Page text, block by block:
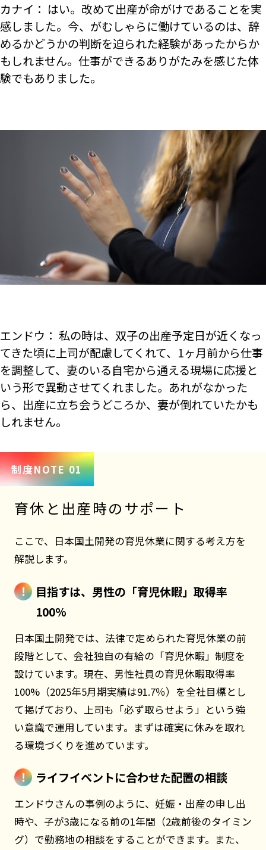
カナイ： はい。改めて出産が命がけであることを実
感しました。今、がむしゃらに働けているのは、辞
めるかどうかの判断を迫られた経験があったからか
もしれません。仕事ができるありがたみを感じた体
験でもありました。
エンドウ： 私の時は、双子の出産予定日が近くなっ
てきた頃に上司が配慮してくれて、1ヶ月前から仕事
を調整して、妻のいる自宅から通える現場に応援と
いう形で異動させてくれました。あれがなかった
ら、出産に立ち会うどころか、妻が倒れていたかも
しれません。
制度NOTE 01
育休と出産時のサポート
ここで、日本国土開発の育児休業に関する考え方を
解説します。
目指すは、男性の「育児休暇」取得率
100%
日本国土開発では、法律で定められた育児休業の前
段階として、会社独自の有給の「育児休暇」制度を
設けています。現在、男性社員の育児休暇取得率
100%（2025年5月期実績は91.7％）を全社目標とし
て掲げており、上司も「必ず取らせよう」という強
い意識で運用しています。まずは確実に休みを取れ
る環境づくりを進めています。
ライフイベントに合わせた配置の相談
エンドウさんの事例のように、妊娠・出産の申し出
時や、子が3歳になる前の1年間（2歳前後のタイミン
グ）で勤務地の相談をすることができます。また、